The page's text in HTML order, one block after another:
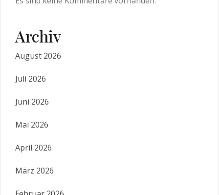
Archiv
August 2026
Juli 2026
Juni 2026
Mai 2026
April 2026
März 2026